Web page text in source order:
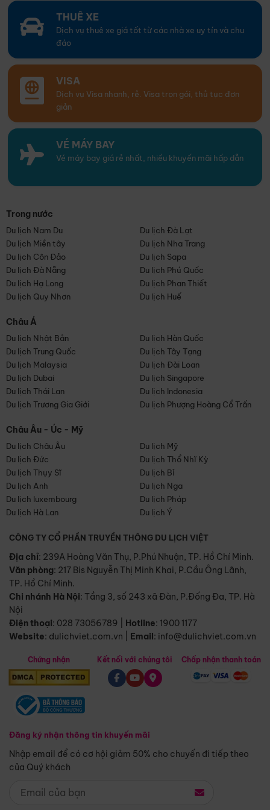
THUÊ XE
Dịch vụ thuê xe giá tốt từ các nhà xe uy tín và chu
đáo
VISA
Dịch vụ Visa nhanh, rẻ. Visa trọn gói, thủ tục đơn
giản
VÉ MÁY BAY
Vé máy bay giá rẻ nhất, nhiều khuyến mãi hấp dẫn
Trong nước
Du lịch Nam Du
Du lịch Đà Lạt
Du lịch Miền tây
Du lịch Nha Trang
Du lịch Côn Đảo
Du lịch Sapa
Du lịch Đà Nẵng
Du lịch Phú Quốc
Du lịch Hạ Long
Du lịch Phan Thiết
Du lịch Quy Nhơn
Du lịch Huế
Châu Á
Du lịch Nhật Bản
Du lịch Hàn Quốc
Du lịch Trung Quốc
Du lịch Tây Tạng
Du lịch Malaysia
Du lịch Đài Loan
Du lịch Dubai
Du lịch Singapore
Du lịch Thái Lan
Du lịch Indonesia
Du lịch Trương Gia Giới
Du lịch Phượng Hoàng Cổ Trấn
Châu Âu - Úc - Mỹ
Du lịch Châu Âu
Du lịch Mỹ
Du lịch Đức
Du lịch Thổ Nhĩ Kỳ
Du lịch Thụy Sĩ
Du lịch Bỉ
Du lịch Anh
Du lịch Nga
Du lịch luxembourg
Du lịch Pháp
Du lịch Hà Lan
Du lịch Ý
CÔNG TY CỔ PHẦN TRUYỀN THÔNG DU LỊCH VIỆT
Địa chỉ: 239A Hoàng Văn Thụ, P.Phú Nhuận, TP. Hồ Chí Minh.
Văn phòng: 217 Bis Nguyễn Thị Minh Khai, P.Cầu Ông Lãnh,
TP. Hồ Chí Minh.
Chi nhánh Hà Nội: Tầng 3, số 243 xã Đàn, P.Đống Đa, TP. Hà
Nội
Điện thoại: 028 73056789 Hotline: 1900 1177
Website: dulichviet.com.vn Email: info@dulichviet.com.vn
Chứng nhận
Đăng ký nhận thông tin khuyến mãi
Nhập email để có cơ hội giảm 50% cho chuyến đi tiếp theo
của Quý khách
Kết nối với chúng tôi Chấp nhận thanh toán